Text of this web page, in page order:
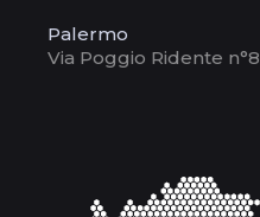
Palermo
Via Poggio Ridente n°8